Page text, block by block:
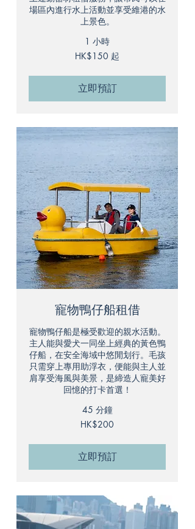
場區內進行水上活動並享受維港的水
上景色。
1 小時
起
HK$150 起
立即預訂
寵物鴨仔船租借
寵物鴨仔船是極受歡迎的親水活動。
主人能與愛犬一同坐上經典的黃色鴨
仔船，在安全海域中悠閒划行。毛孩
只需穿上專用助浮衣，便能與主人並
肩享受海風與美景，是締造人寵美好
回憶的打卡首選！
45 分鐘
HK$200
立即預訂